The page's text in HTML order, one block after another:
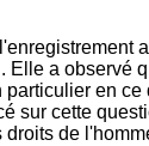
a
en
sur cette
de